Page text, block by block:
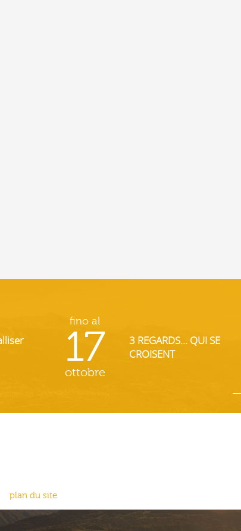
fino al
17
ottobre
3 REGARDS... QUI SE
CROISENT
plan du site